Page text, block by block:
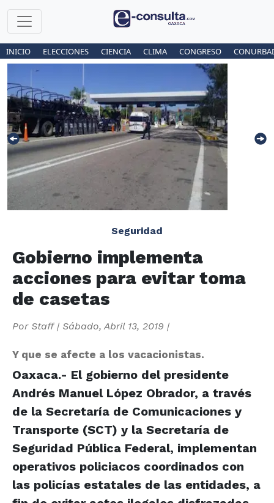
INICIO ELECCIONES CIENCIA CLIMA CONGRESO
Seguridad
Gobierno implementa
acciones para evitar toma
de casetas
Por Staff| Sábado, Abril 13, 2019 |
Y que se afecte a los vacacionistas.
Oaxaca.- El gobierno del presidente
Andrés Manuel López Obrador, a través
de la Secretaría de Comunicaciones y
Transporte (SCT) y la Secretaría de
Seguridad Pública Federal, implementan
operativos policiacos coordinados con
las policías estatales de las entidades, a